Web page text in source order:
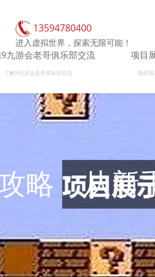
13594780400
进入虚拟世界，探索无限可能！
九游会老哥俱乐部交流
了解J9九游会老哥俱乐部交流
项目
项目展
略：从新